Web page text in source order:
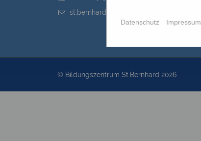
st.bernhard@edw.or.at
© Bildungszentrum St.Bernhard 2026
Datenschutz Impressum